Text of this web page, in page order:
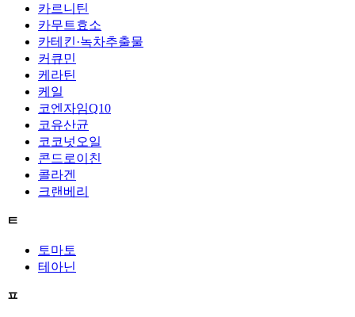
카르니틴
카무트효소
카테킨·녹차추출물
커큐민
케라틴
케일
코엔자임Q10
코유산균
코코넛오일
콘드로이친
콜라겐
크랜베리
ㅌ
토마토
테아닌
ㅍ